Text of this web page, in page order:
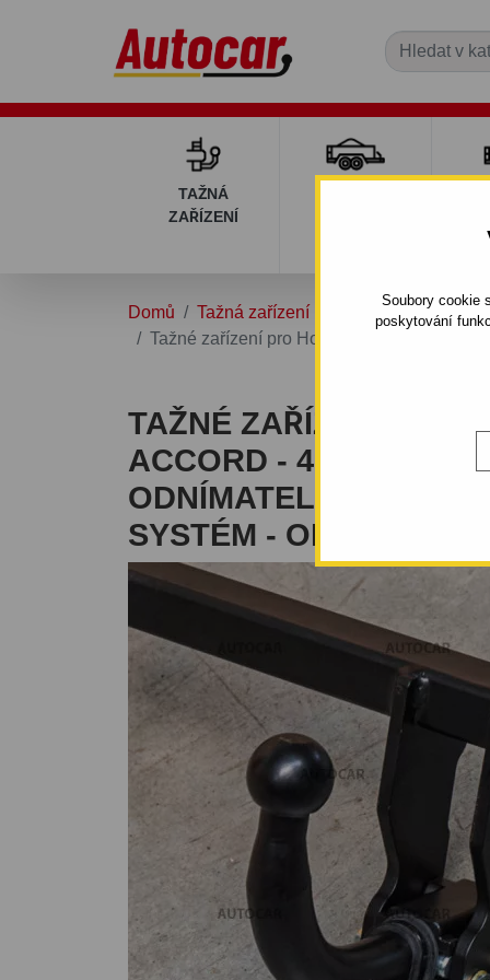
Soubory cookie
poskytování
TAŽNÁ
ZAŘÍZENÍ
Domů Tažná zařízení
Tažné zařízení pro Honda ACCORD - 4 dv
TAŽNÉ ZAŘÍZENÍ PRO
ACCORD - 4 DV CU,
ODNÍMATELNÝ
SYSTÉM - OD 2008